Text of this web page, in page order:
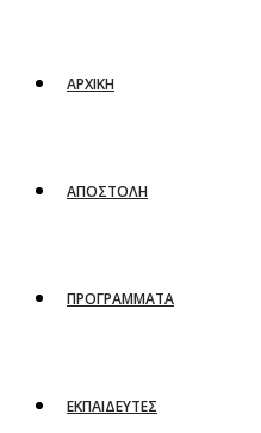
ΑΡΧΙΚΗ
ΑΠΟΣΤΟΛΗ
ΠΡΟΓΡΑΜΜΑΤΑ
ΕΚΠΑΙΔΕΥΤΕΣ